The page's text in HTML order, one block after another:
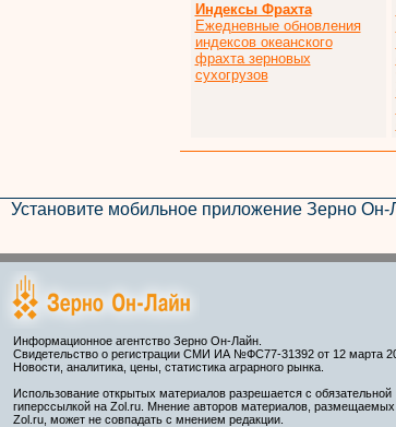
Индексы Фрахта
Ежедневные обновления
индексов океанского
фрахта зерновых
сухогрузов
Установите мобильное приложение Зерно Он-
Информационное агентство Зерно Он-Лайн.
Свидетельство о регистрации СМИ ИА №ФС77-31392 от 12 марта
Новости, аналитика, цены, статистика аграрного рынка.
Использование открытых материалов разрешается с обязательной
гиперссылкой на Zol.ru. Мнение авторов материалов, размещаемых
Zol.ru, может не совпадать с мнением редакции.